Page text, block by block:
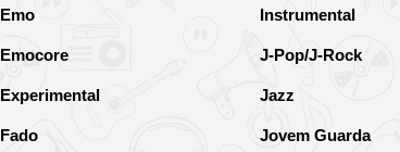
Emo
Emocore
Experimental
Fado
Instrumental
J-Pop/J-Rock
Jazz
Jovem Guarda